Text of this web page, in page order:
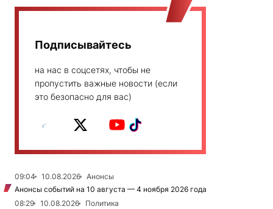
Подписывайтесь
на нас в соцсетях, чтобы не
пропустить важные новости (если
это безопасно для вас)
09:04 10.08.2026
Анонсы
Анонсы событий на 10 августа — 4 ноября 2026 года
08:29
10.08.2026
Политика